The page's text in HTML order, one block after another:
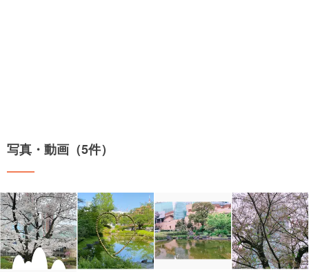
写真・動画（5件）